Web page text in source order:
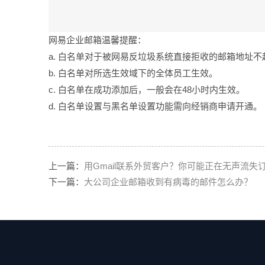
网易企业邮箱温馨提醒：
a. 白名单对于被网易反垃圾系统直接拒收的邮箱地址不
b. 白名单对所选生效域下的全体员工生效。
c. 白名单在成功添加后，一般会在48小时内生效。
d. 白名单设置与黑名单设置功能需向经销商申请开通。
上一篇：
用Gmail联系外贸客户？你可能正在无声流失
下一篇： 大公司企业邮箱收到有病毒的邮件怎么办？